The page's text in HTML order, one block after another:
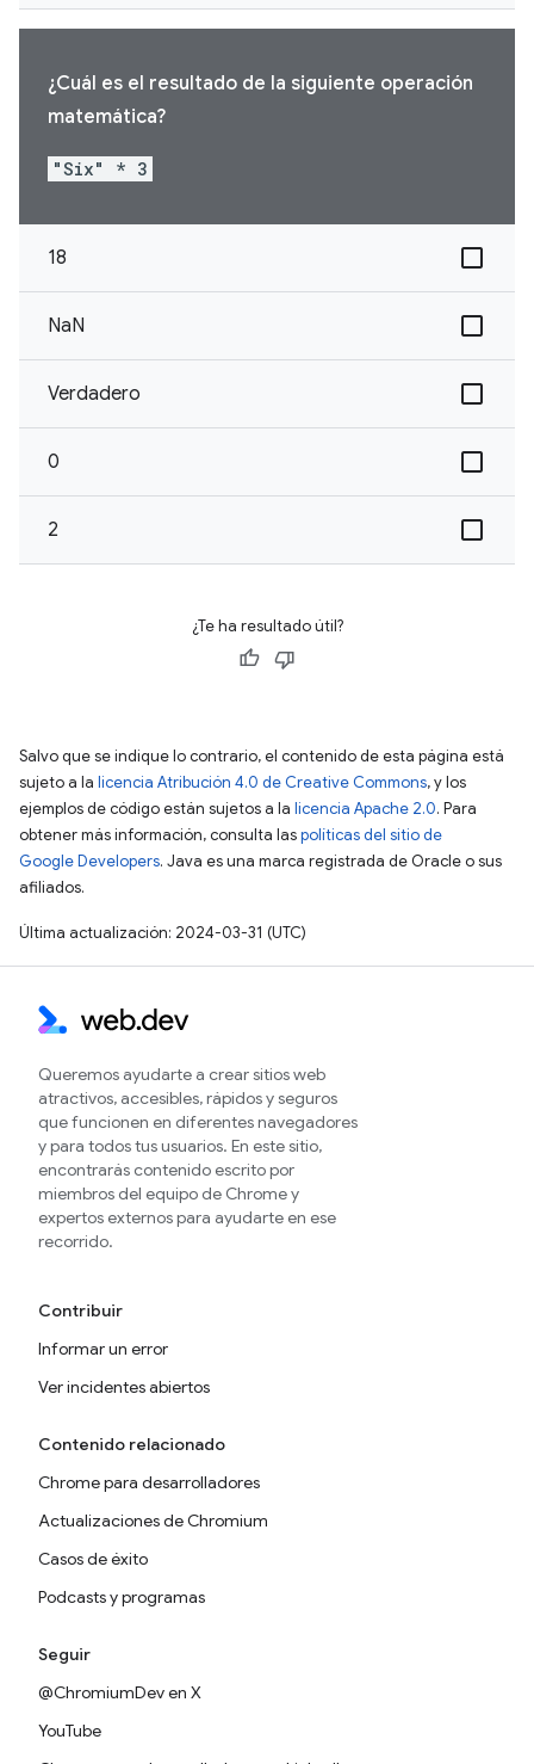
¿Cuál es el resultado de la siguiente operación
matemática?
"Six" * 3
18
NaN
Verdadero
0
2
¿Te ha resultado útil?
Salvo que se indique lo contrario, el contenido de esta página está
sujeto a la licencia Atribución 4.0 de Creative Commons, y los
ejemplos de código están sujetos a la licencia Apache 2.0. Para
obtener más información, consulta laspolíticas del sitio de
Google Developers. Java es una marca registrada de Oracle o sus
afiliados.
Última actualización: 2024-03-31 (UTC)
Queremos ayudarte a crear sitios web
atractivos, accesibles, rápidos y seguros
que funcionen en diferentes navegadores
y para todos tus usuarios. En este sitio,
encontrarás contenido escrito por
miembros del equipo de Chrome y
expertos externos para ayudarte en ese
recorrido.
Contribuir
Informar un error
Ver incidentes abiertos
Contenido relacionado
Chrome para desarrolladores
Actualizaciones de Chromium
Casos de éxito
Podcasts y programas
Seguir
@ChromiumDev en X
YouTube